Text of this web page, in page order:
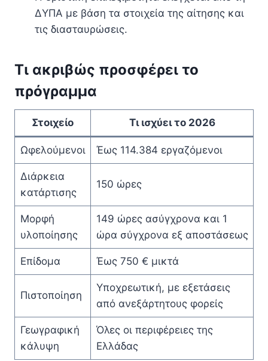
ΔΥΠΑ με βάση τα στοιχεία της αίτησης και
τις διασταυρώσεις.
Τι ακριβώς προσφέρει το
πρόγραμμα
Στοιχείο Τι ισχύει το 2026
Ωφελούμενοι Έως 114.384 εργαζόμενοι
Διάρκεια
κατάρτισης
150 ώρες
Μορφή
υλοποίησης
149 ώρες ασύγχρονα και 1
ώρα σύγχρονα εξ αποστάσεως
Επίδομα Έως 750 € μικτά
Πιστοποίηση
Υποχρεωτική, με εξετάσεις
από ανεξάρτητους φορείς
Γεωγραφική
κάλυψη
Όλες οι περιφέρειες της
Ελλάδας